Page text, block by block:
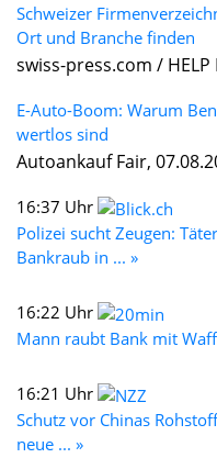
Schweizer
Ort und Branche finden
swiss-press.com / HELP
E-Auto-Boom: Warum
wertlos sind
Autoankauf Fair,
16:37 Uhr
Polizei sucht Zeugen:
Bankraub in ... »
16:22 Uhr
Mann raubt Bank mit
16:21 Uhr
Schutz vor Chinas
neue ... »